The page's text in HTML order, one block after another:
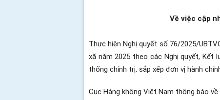
Về việc cập
Thực hiện Nghị quyết số 76/2025/
xã năm 2025 theo các Nghị quyết, Kết
thống chính trị, sắp xếp đơn vị hành
Cục Hàng không Việt Nam thông báo về